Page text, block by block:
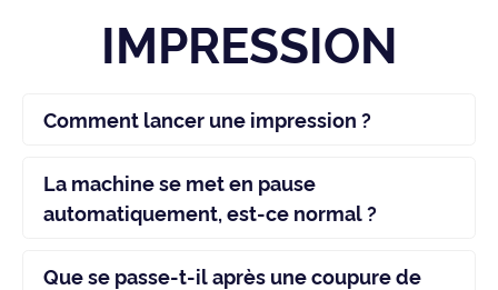
IMPRESSION
Comment lancer une impression ?
La machine se met en pause
automatiquement, est-ce normal ?
Que se passe-t-il après une coupure de